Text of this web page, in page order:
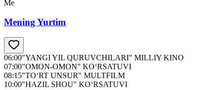
Me
Mening Yurtim
06:00"YANGI YIL QURUVCHILARI" MILLIY KINO
07:00"OMON-OMON" KO‘RSATUVI
08:15"TO‘RT UNSUR" MULTFILM
10:00"HAZIL SHOU" KO‘RSATUVI